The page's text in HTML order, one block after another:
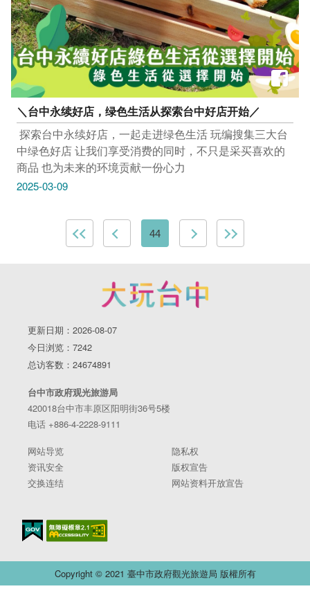
＼台中永续好店，绿色生活从探索台中好店开始／
​ 探索台中永续好店，一起走进绿色生活 玩编搜集三大台
中绿色好店 让我们享受消费的同时，不只是采买喜欢的
商品 也为未来的环境贡献一份心力
2025-03-09
44
更新日期：2026-08-07
今日浏览：7242
总访客数：24674891
台中市政府观光旅游局
420018台中市丰原区阳明街36号5楼
电话 +886-4-2228-9111
网站导览
隐私权
资讯安全
版权宣告
交换连结
网站资料开放宣告
Copyright © 2021 臺中市政府觀光旅遊局 版權所有